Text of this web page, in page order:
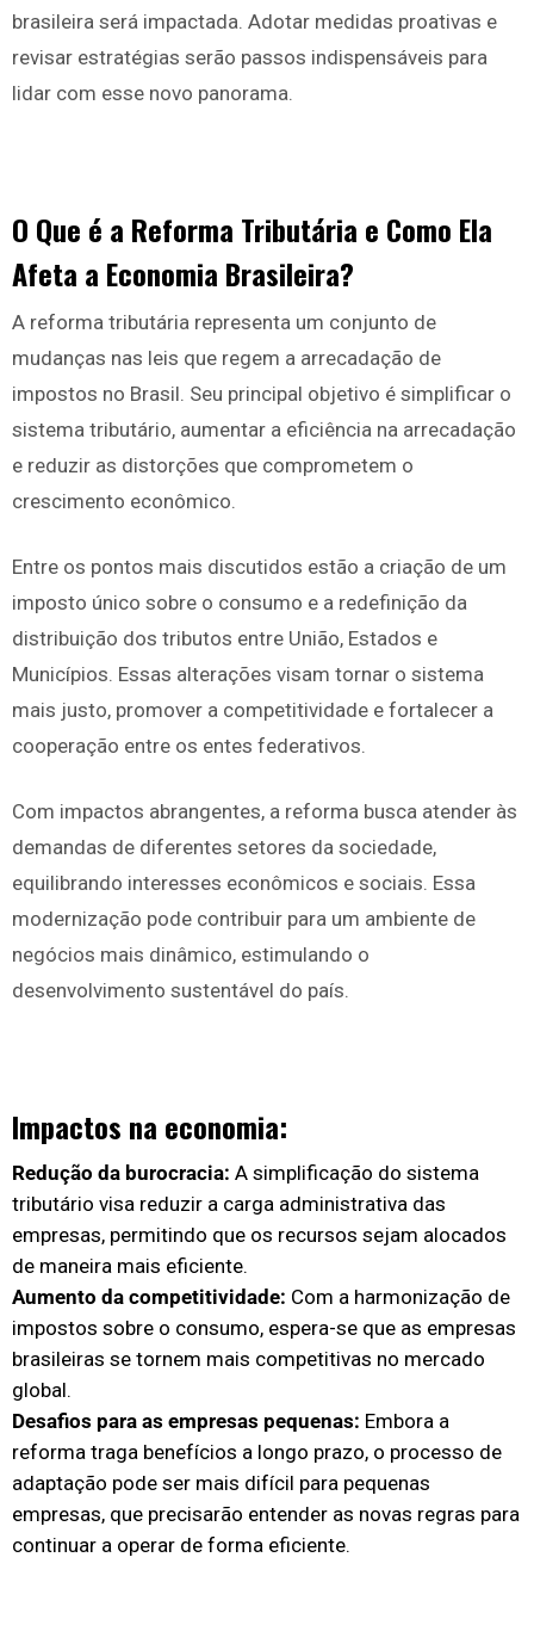
brasileira será impactada. Adotar medidas proativas e
revisar estratégias serão passos indispensáveis para
lidar com esse novo panorama.
O Que é a Reforma Tributária e Como Ela
Afeta a Economia Brasileira?
A reforma tributária representa um conjunto de
mudanças nas leis que regem a arrecadação de
impostos no Brasil. Seu principal objetivo é simplificar o
sistema tributário, aumentar a eficiência na arrecadação
e reduzir as distorções que comprometem o
crescimento econômico.
Entre os pontos mais discutidos estão a criação de um
imposto único sobre o consumo e a redefinição da
distribuição dos tributos entre União, Estados e
Municípios. Essas alterações visam tornar o sistema
mais justo, promover a competitividade e fortalecer a
cooperação entre os entes federativos.
Com impactos abrangentes, a reforma busca atender às
demandas de diferentes setores da sociedade,
equilibrando interesses econômicos e sociais. Essa
modernização pode contribuir para um ambiente de
negócios mais dinâmico, estimulando o
desenvolvimento sustentável do país.
Impactos na economia:
Redução da burocracia: A simplificação do sistema
tributário visa reduzir a carga administrativa das
empresas, permitindo que os recursos sejam alocados
de maneira mais eficiente.
Aumento da competitividade: Com a harmonização de
impostos sobre o consumo, espera-se que as empresas
brasileiras se tornem mais competitivas no mercado
global.
Desafios para as empresas pequenas: Embora a
reforma traga benefícios a longo prazo, o processo de
adaptação pode ser mais difícil para pequenas
empresas, que precisarão entender as novas regras para
continuar a operar de forma eficiente.